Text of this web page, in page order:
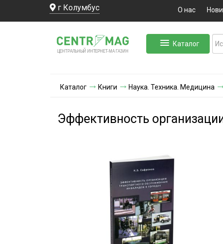
г Колумбус О нас
ЦЕНТРАЛЬНЫЙ ИНТЕРНЕТ-МА ГАЗИН
Каталог
Каталог Книги Наука. Техника. Медицина
Эффективность